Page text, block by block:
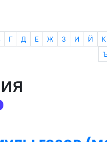
Г Д Е Ж З И Й К